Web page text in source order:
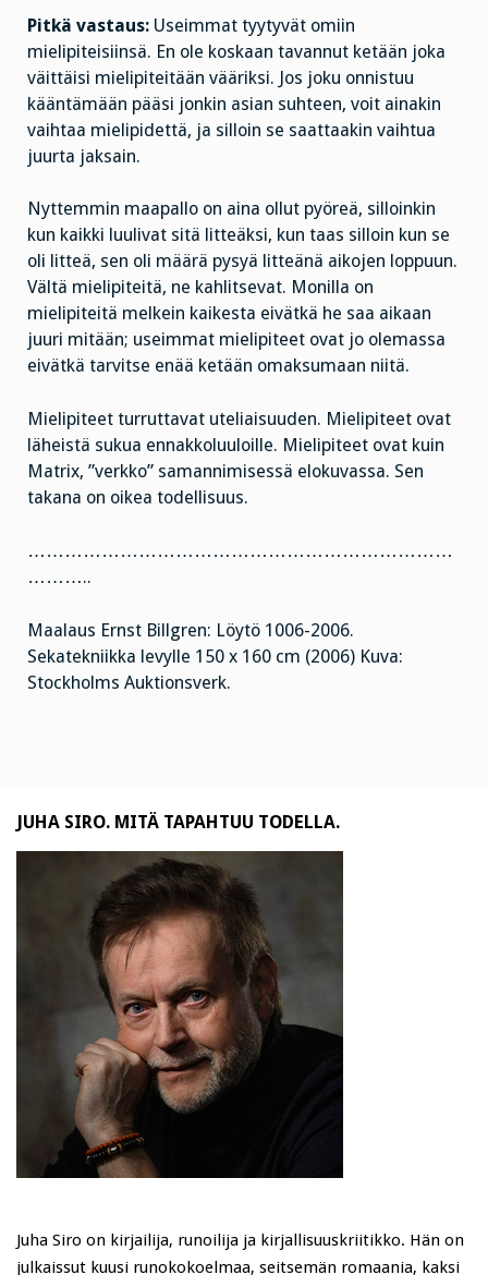
Pitkä vastaus: Useimmat tyytyvät omiin
mielipiteisiinsä. En ole koskaan tavannut ketään joka
väittäisi mielipiteitään vääriksi. Jos joku onnistuu
kääntämään pääsi jonkin asian suhteen, voit ainakin
vaihtaa mielipidettä, ja silloin se saattaakin vaihtua
juurta jaksain.
Nyttemmin maapallo on aina ollut pyöreä, silloinkin
kun kaikki luulivat sitä litteäksi, kun taas silloin kun se
oli litteä, sen oli määrä pysyä litteänä aikojen loppuun.
Vältä mielipiteitä, ne kahlitsevat. Monilla on
mielipiteitä melkein kaikesta eivätkä he saa aikaan
juuri mitään; useimmat mielipiteet ovat jo olemassa
eivätkä tarvitse enää ketään omaksumaan niitä.
Mielipiteet turruttavat uteliaisuuden. Mielipiteet ovat
läheistä sukua ennakkoluuloille. Mielipiteet ovat kuin
Matrix, ”verkko” samannimisessä elokuvassa. Sen
takana on oikea todellisuus.
……………………………………………………………
………..
Maalaus Ernst Billgren: Löytö 1006-2006.
Sekatekniikka levylle 150 x 160 cm (2006) Kuva:
Stockholms Auktionsverk.
JUHA SIRO. MITÄ TAPAHTUU TODELLA.
Juha Siro on kirjailija, runoilija ja kirjallisuuskriitikko. Hän on
julkaissut kuusi runokokoelmaa, seitsemän romaania, kaksi